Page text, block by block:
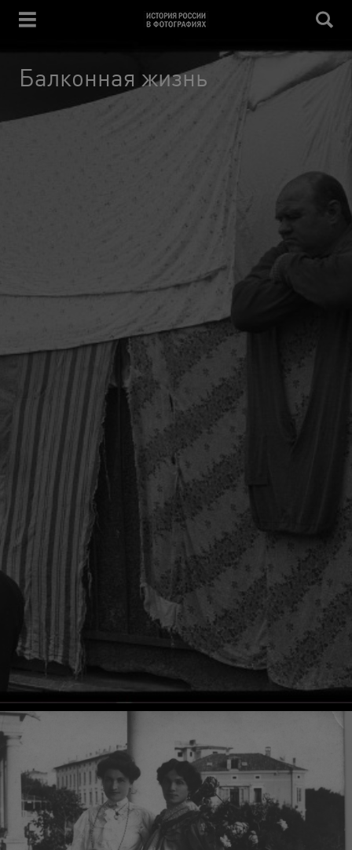
Балконная жизнь